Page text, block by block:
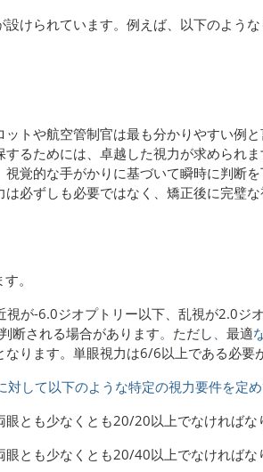
けられています。例えば、以下のような
トや航空管制官は最も分かりやすい例
るためには、卓越した視力が求められ
覚的な手がかりに基づいて瞬時に判断
必ずしも必要ではなく、矯正後に完璧
。
が-6.0ジオプトリー以下、乱視が2.0ジ
断される場合があります。 ただし 、 最適
ります。単眼視力は6/6以上である必要
して以下のような特定の視力要件を定め
とも少なくとも20/20以上でなければな
とも少なくとも20/40以上でなければな